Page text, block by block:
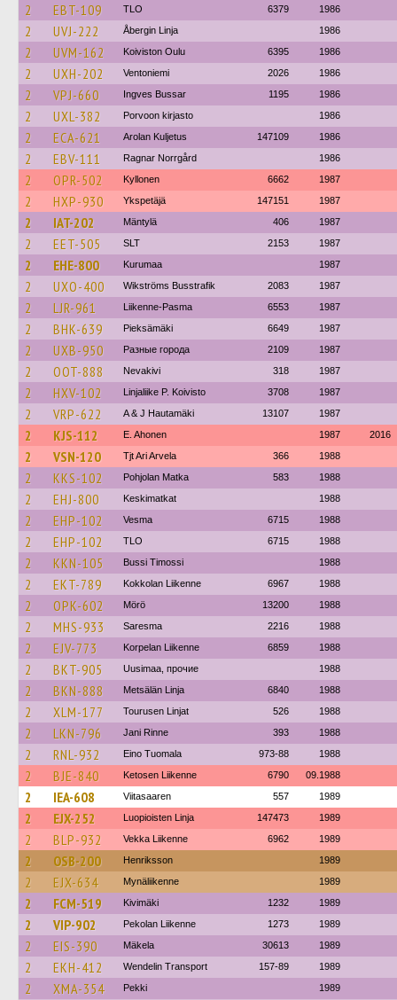
2 EBT-109 TLO 6379 1986
2 UVJ-222 Åbergin Linja 1986
2 UVM-162 Koiviston Oulu 6395 1986
2 UXH-202 Ventoniemi 2026 1986
2 VPJ-660 Ingves Bussar 1195 1986
2 UXL-382 Porvoon kirjasto 1986
2 ECA-621 Arolan Kuljetus 147109 1986
2 EBV-111 Ragnar Norrgård 1986
2 OPR-502 Kyllonen 6662 1987
2 HXP-930 Ykspetäjä 147151 1987
2 IAT-202 Mäntylä 406 1987
2 EET-505 SLT 2153 1987
2 EHE-800 Kurumaa 1987
2 UXO-400 Wikströms Busstrafik 2083 1987
2 LJR-961 Liikenne-Pasma 6553 1987
2 BHK-639 Pieksämäki 6649 1987
2 UXB-950 Разные города 2109 1987
2 OOT-888 Nevakivi 318 1987
2 HXV-102 Linjaliike P. Koivisto 3708 1987
2 VRP-622 A & J Hautamäki 13107 1987
2 KJS-112 E. Ahonen 1987 2016
2 VSN-120 Tjt Ari Arvela 366 1988
2 KKS-102 Pohjolan Matka 583 1988
2 EHJ-800 Keskimatkat 1988
2 EHP-102 Vesma 6715 1988
2 EHP-102 TLO 6715 1988
2 KKN-105 Bussi Timossi 1988
2 EKT-789 Kokkolan Liikenne 6967 1988
2 OPK-602 Mörö 13200 1988
2 MHS-933 Saresma 2216 1988
2 EJV-773 Korpelan Liikenne 6859 1988
2 BKT-905 Uusimaa, прочие 1988
2 BKN-888 Metsälän Linja 6840 1988
2 XLM-177 Tourusen Linjat 526 1988
2 LKN-796 Jani Rinne 393 1988
2 RNL-932 Eino Tuomala 973-88 1988
2 BJE-840 Ketosen Liikenne 6790 09.1988
2 IEA-608 Viitasaaren 557 1989
2 EJX-252 Luopioisten Linja 147473 1989
2 BLP-932 Vekka Liikenne 6962 1989
2 OSB-200 Henriksson 1989
2 EJX-634 Mynäliikenne 1989
2 FCM-519 Kivimäki 1232 1989
2 VIP-902 Pekolan Liikenne 1273 1989
2 EIS-390 Mäkela 30613 1989
2 EKH-412 Wendelin Transport 157-89 1989
2 XMA-354 Pekki 1989